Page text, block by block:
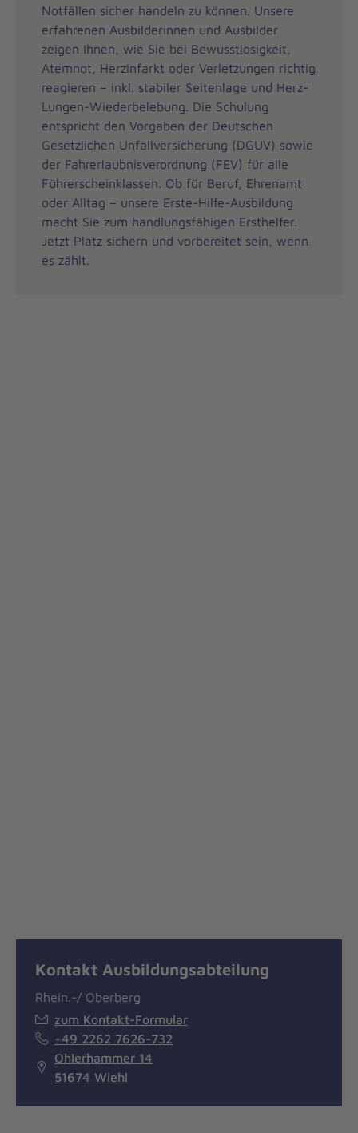
Notfällen sicher handeln zu können. Unsere
erfahrenen Ausbilderinnen und Ausbilder
zeigen Ihnen, wie Sie bei Bewusstlosigkeit,
Atemnot, Herzinfarkt oder Verletzungen richtig
reagieren – inkl. stabiler Seitenlage und Herz-
Lungen-Wiederbelebung. Die Schulung
entspricht den Vorgaben der Deutschen
Gesetzlichen Unfallversicherung (DGUV) sowie
der Fahrerlaubnisverordnung (FEV) für alle
Führerscheinklassen. Ob für Beruf, Ehrenamt
oder Alltag – unsere Erste-Hilfe-Ausbildung
macht Sie zum handlungsfähigen Ersthelfer.
Jetzt Platz sichern und vorbereitet sein, wenn
es zählt.
Kontakt Ausbildungsabteilung
Rhein.-/ Oberberg
zum Kontakt-Formular
+49 2262 7626-732
Ohlerhammer 14
51674 Wiehl